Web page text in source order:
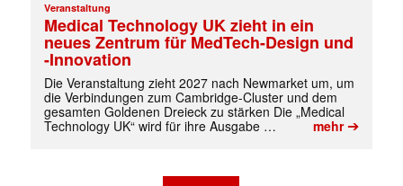
Veranstaltung
Medical Technology UK zieht in ein
neues Zentrum für MedTech-Design und
-Innovation
Die Veranstaltung zieht 2027 nach Newmarket um, um
die Verbindungen zum Cambridge-Cluster und dem
gesamten Goldenen Dreieck zu stärken Die „Medical
Technology UK“ wird für ihre Ausgabe …
mehr➔